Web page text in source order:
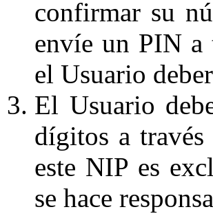
confirmar su
envíe un PIN a
el Usuario
El Usuario
dígitos a
este NIP es
se hace